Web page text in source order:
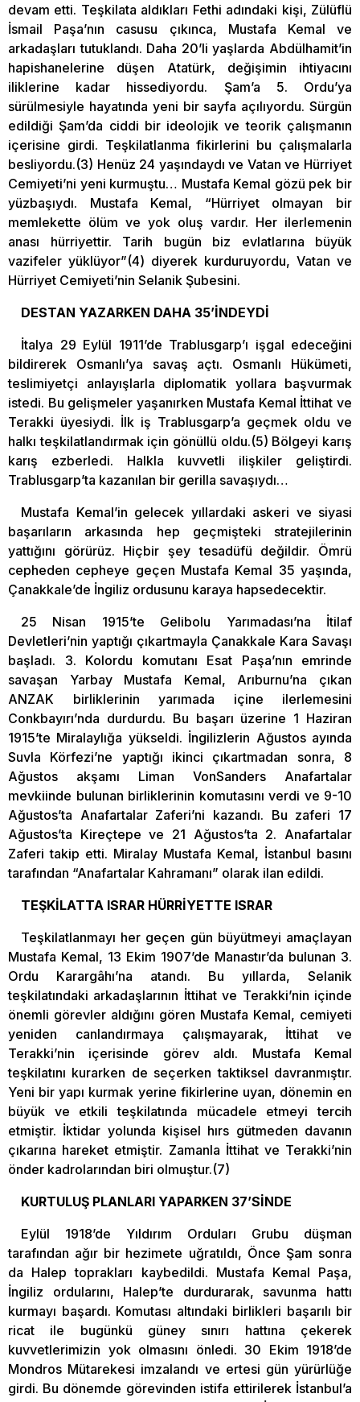
devam etti. Teşkilata aldıkları Fethi adındaki kişi, Zülüflü
İsmail Paşa’nın casusu çıkınca, Mustafa Kemal ve
arkadaşları tutuklandı. Daha 20’li yaşlarda Abdülhamit’in
hapishanelerine düşen Atatürk, değişimin ihtiyacını
iliklerine kadar hissediyordu. Şam’a 5. Ordu’ya
sürülmesiyle hayatında yeni bir sayfa açılıyordu. Sürgün
edildiği Şam’da ciddi bir ideolojik ve teorik çalışmanın
içerisine girdi. Teşkilatlanma fikirlerini bu çalışmalarla
besliyordu.(3) Henüz 24 yaşındaydı ve Vatan ve Hürriyet
Cemiyeti’ni yeni kurmuştu… Mustafa Kemal gözü pek bir
yüzbaşıydı. Mustafa Kemal, “Hürriyet olmayan bir
memlekette ölüm ve yok oluş vardır. Her ilerlemenin
anası hürriyettir. Tarih bugün biz evlatlarına büyük
vazifeler yüklüyor”(4) diyerek kurduruyordu, Vatan ve
Hürriyet Cemiyeti’nin Selanik Şubesini.
DESTAN YAZARKEN DAHA 35’İNDEYDİ
İtalya 29 Eylül 1911’de Trablusgarp’ı işgal edeceğini
bildirerek Osmanlı’ya savaş açtı. Osmanlı Hükümeti,
teslimiyetçi anlayışlarla diplomatik yollara başvurmak
istedi. Bu gelişmeler yaşanırken Mustafa Kemal İttihat ve
Terakki üyesiydi. İlk iş Trablusgarp’a geçmek oldu ve
halkı teşkilatlandırmak için gönüllü oldu.(5) Bölgeyi karış
karış ezberledi. Halkla kuvvetli ilişkiler geliştirdi.
Trablusgarp’ta kazanılan bir gerilla savaşıydı…
Mustafa Kemal’in gelecek yıllardaki askeri ve siyasi
başarıların arkasında hep geçmişteki stratejilerinin
yattığını görürüz. Hiçbir şey tesadüfü değildir. Ömrü
cepheden cepheye geçen Mustafa Kemal 35 yaşında,
Çanakkale’de İngiliz ordusunu karaya hapsedecektir.
25 Nisan 1915’te Gelibolu Yarımadası’na İtilaf
Devletleri’nin yaptığı çıkartmayla Çanakkale Kara Savaşı
başladı. 3. Kolordu komutanı Esat Paşa’nın emrinde
savaşan Yarbay Mustafa Kemal, Arıburnu’na çıkan
ANZAK birliklerinin yarımada içine ilerlemesini
Conkbayırı’nda durdurdu. Bu başarı üzerine 1 Haziran
1915’te Miralaylığa yükseldi. İngilizlerin Ağustos ayında
Suvla Körfezi’ne yaptığı ikinci çıkartmadan sonra, 8
Ağustos akşamı Liman VonSanders Anafartalar
mevkiinde bulunan birliklerinin komutasını verdi ve 9-10
Ağustos’ta Anafartalar Zaferi’ni kazandı. Bu zaferi 17
Ağustos’ta Kireçtepe ve 21 Ağustos’ta 2. Anafartalar
Zaferi takip etti. Miralay Mustafa Kemal, İstanbul basını
tarafından “Anafartalar Kahramanı” olarak ilan edildi.
TEŞKİLATTA ISRAR HÜRRİYETTE ISRAR
Teşkilatlanmayı her geçen gün büyütmeyi amaçlayan
Mustafa Kemal, 13 Ekim 1907’de Manastır’da bulunan 3.
Ordu Karargâhı’na atandı. Bu yıllarda, Selanik
teşkilatındaki arkadaşlarının İttihat ve Terakki’nin içinde
önemli görevler aldığını gören Mustafa Kemal, cemiyeti
yeniden canlandırmaya çalışmayarak, İttihat ve
Terakki’nin içerisinde görev aldı. Mustafa Kemal
teşkilatını kurarken de seçerken taktiksel davranmıştır.
Yeni bir yapı kurmak yerine fikirlerine uyan, dönemin en
büyük ve etkili teşkilatında mücadele etmeyi tercih
etmiştir. İktidar yolunda kişisel hırs gütmeden davanın
çıkarına hareket etmiştir. Zamanla İttihat ve Terakki’nin
önder kadrolarından biri olmuştur.(7)
KURTULUŞ PLANLARI YAPARKEN 37’SİNDE
Eylül 1918’de Yıldırım Orduları Grubu düşman
tarafından ağır bir hezimete uğratıldı, Önce Şam sonra
da Halep toprakları kaybedildi. Mustafa Kemal Paşa,
İngiliz ordularını, Halep’te durdurarak, savunma hattı
kurmayı başardı. Komutası altındaki birlikleri başarılı bir
ricat ile bugünkü güney sınırı hattına çekerek
kuvvetlerimizin yok olmasını önledi. 30 Ekim 1918’de
Mondros Mütarekesi imzalandı ve ertesi gün yürürlüğe
girdi. Bu dönemde görevinden istifa ettirilerek İstanbul’a